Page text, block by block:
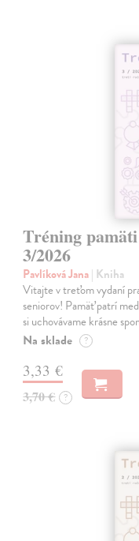
Tréning
3/2026
Pavlíková Jana| Kniha
Vitajte v treťom vydaní
seniorov! Pamäť patrí
si uchovávame krásne
Na sklade ?
3,33 €
3,70 € ?